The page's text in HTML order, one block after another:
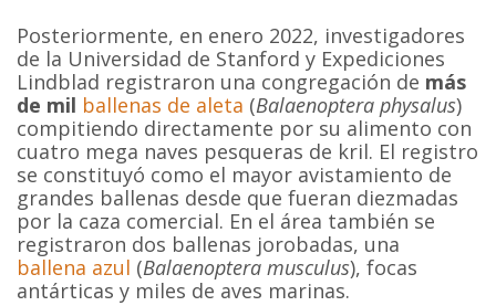
Posteriormente, en enero 2022, investigadores
de la Universidad de Stanford y Expediciones
Lindblad registraron una congregación de más
de mil ballenas de aleta (Balaenoptera physalus)
compitiendo directamente por su alimento con
cuatro mega naves pesqueras de kril. El registro
se constituyó como el mayor avistamiento de
grandes ballenas desde que fueran diezmadas
por la caza comercial. En el área también se
registraron dos ballenas jorobadas, una
ballena azul (Balaenoptera musculus), focas
antárticas y miles de aves marinas.